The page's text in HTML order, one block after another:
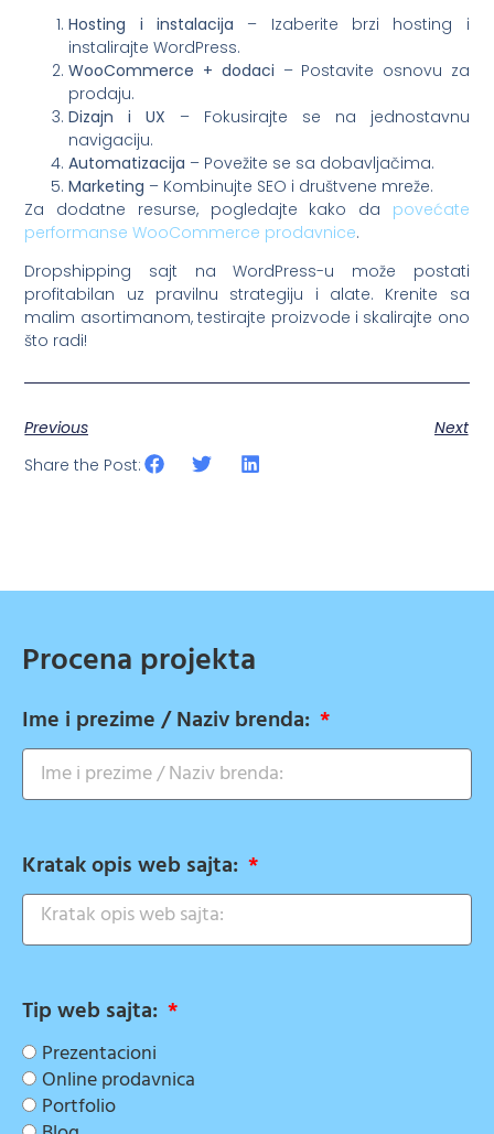
Hosting i instalacija – Izaberite brzi hosting i
instalirajte WordPress.
WooCommerce + dodaci – Postavite osnovu za
prodaju.
Dizajn i UX – Fokusirajte se na jednostavnu
navigaciju.
Automatizacija – Povežite se sa dobavljačima.
Marketing – Kombinujte SEO i društvene mreže.
Za dodatne resurse, pogledajte kako da povećate
performanse WooCommerce prodavnice.
Dropshipping sajt na WordPress-u može postati
profitabilan uz pravilnu strategiju i alate. Krenite sa
malim asortimanom, testirajte proizvode i skalirajte ono
što radi!
Previous
Next
Share the Post:
Procena projekta
Ime i prezime / Naziv brenda:
Kratak opis web sajta:
Tip web sajta:
Prezentacioni
Online prodavnica
Portfolio